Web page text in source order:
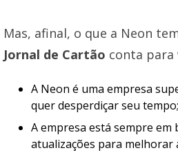
Mas, afinal, o que a Neon
Jornal de Cartão conta para
A Neon é uma empresa
quer desperdiçar seu tempo;
A empresa está sempre em
atualizações para melhorar